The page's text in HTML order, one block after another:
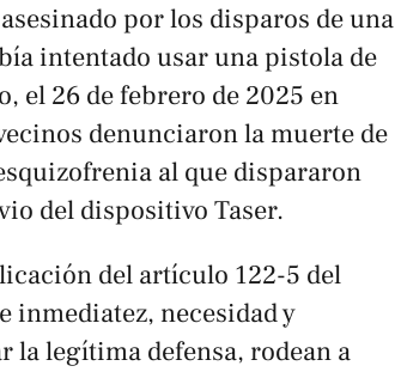
por los disparos de una
intentado usar una pistola de
el 26 de febrero de 2025 en
denunciaron la muerte de
al que dispararon
del dispositivo Taser.
del artículo 122-5 del
inmediatez, necesidad y
legítima defensa, rodean a